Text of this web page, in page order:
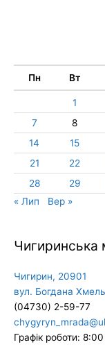
Пн Вт
1
7
8
14
15
21
22
28
29
« Лип
Вер »
Чигиринська
Чигирин, 20901
вул. Богдана
(04730) 2-59-77
Графік роботи: